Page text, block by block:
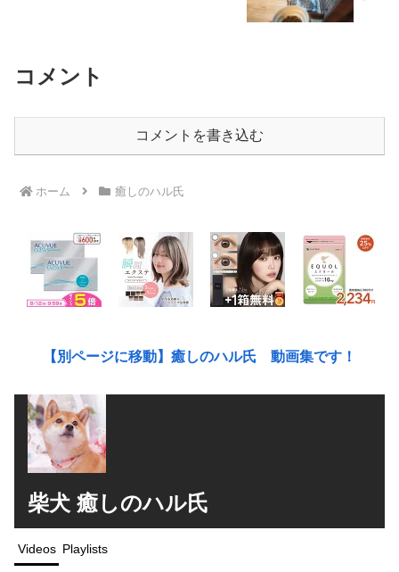
コメント
コメントを書き込む
ホーム 癒しのハル氏
【別ページに移動】癒しのハル氏 動画集です！
柴犬 癒しのハル氏
Videos Playlists